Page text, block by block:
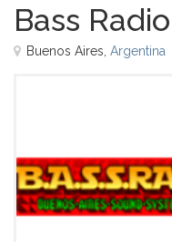
Bass Radio
Buenos Aires, Argentina